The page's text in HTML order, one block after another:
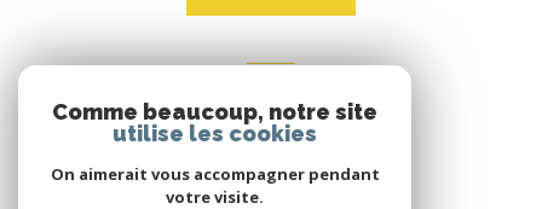
Nous adhérons
Comme beaucoup, notre site
utilise les cookies
On aimerait vous accompagner pendant
votre visite.